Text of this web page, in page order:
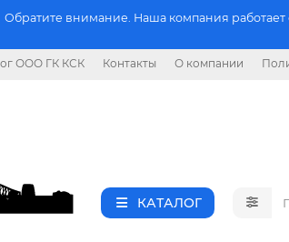
Обратите внимание. Наша компания работает
ООО ГК КСК Контакты О компании
КАТАЛОГ